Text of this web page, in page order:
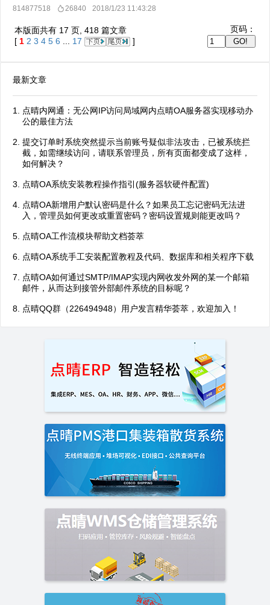
814877518 26840 2018/1/23 11:43:28
本版面共有 17 页, 418 篇文章
[ 1 2 3 4 5 6 17 ]
页码：
最新文章
点晴内网通：无公网IP访问局域网内点晴OA服务器实现移动办
公的最佳方法
提交订单时系统突然提示当前账号疑似非法攻击，已被系统拦
截，如需继续访问，请联系管理员，所有页面都变成了这样，
如何解决？
点晴OA系统安装教程操作指引(服务器软硬件配置)
点晴OA新增用户默认密码是什么？如果员工忘记密码无法进
入，管理员如何更改或重置密码？密码设置规则能更改吗？
点晴OA工作流模块帮助文档荟萃
点晴OA系统手工安装配置教程及代码、数据库和相关程序下载
点晴OA如何通过SMTP/IMAP实现内网收发外网的某一个邮箱
邮件，从而达到接管外部邮件系统的目标呢？
点晴QQ群（226494948）用户发言精华荟萃，欢迎加入！